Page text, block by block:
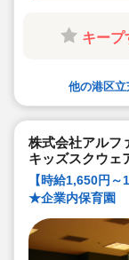
◆福
・各
◆保育
キープ
他の港区
株式会社アルフ
キッズスクウェ
【時給1,650円
★企業内保育園